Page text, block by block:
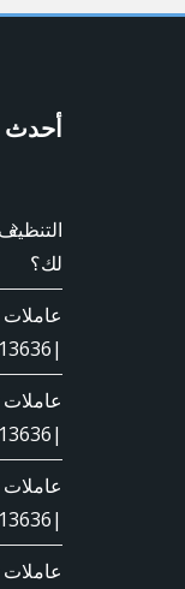
أحدث
لك؟
|0569913636
|0569913636
|0569913636